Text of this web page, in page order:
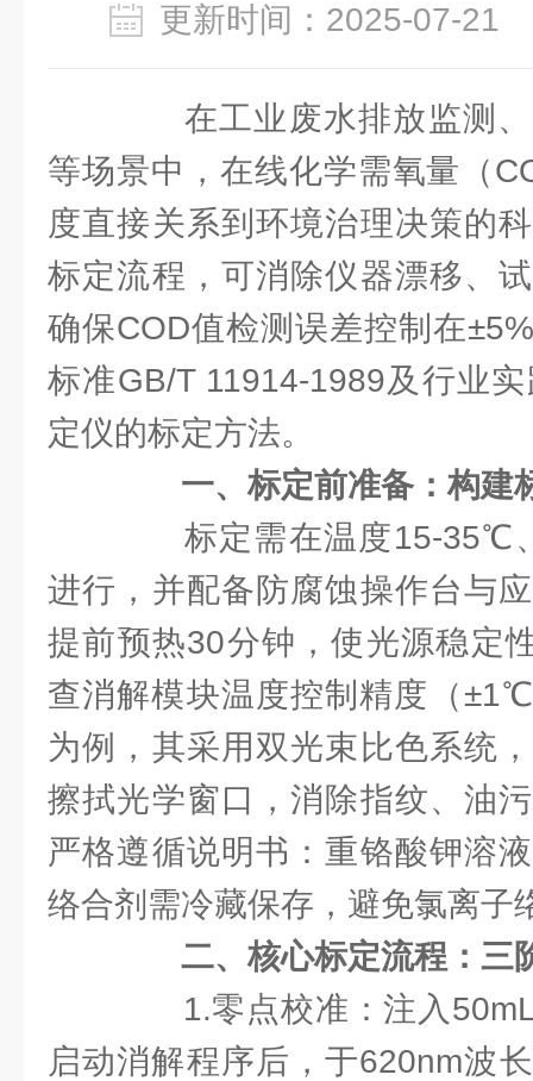
更新时间：2025-07-
在工业废水排放监测、
等场景中，在线化学需氧量（
度直接关系到环境治理决策的
标定流程，可消除仪器漂移、
确保COD值检测误差控制在
标准GB/T 11914-1989及行业
定仪的标定方法。
一、标定前准备：构建
标定需在温度15-35℃、
进行，并配备防腐蚀操作台与
提前预热30分钟，使光源稳定
查消解模块温度控制精度（
为例，其采用双光束比色系统
擦拭光学窗口，消除指纹、油
严格遵循说明书：重铬酸钾溶
络合剂需冷藏保存，避免氯离子
二、核心标定流程：三
1.零点校准：注入50mL
启动消解程序后，于620nm波